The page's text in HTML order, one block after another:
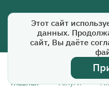
Главная Услуги
ул.
+7
nika-
Клинический
Сайт
Этот сайт
данных.
сайт, Вы даёте